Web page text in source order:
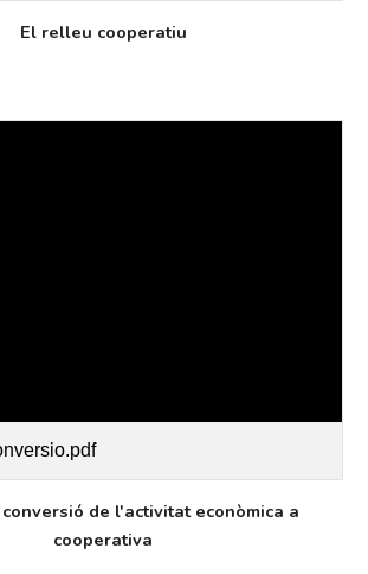
El relleu cooperatiu
de l'activitat econòmica a
cooperativa